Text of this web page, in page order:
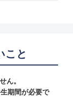
こと
ん。
期間が必要で